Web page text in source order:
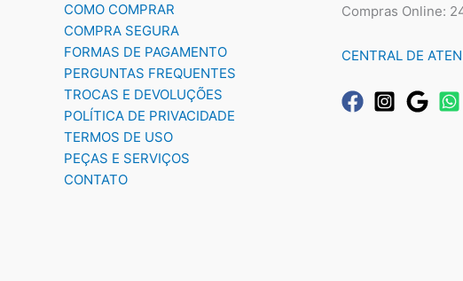
COMO COMPRAR
COMPRA SEGURA
FORMAS DE PAGAMENTO
PERGUNTAS FREQUENTES
TROCAS E DEVOLUÇÕES
POLÍTICA DE PRIVACIDADE
TERMOS DE USO
PEÇAS E SERVIÇOS
CONTATO
Compras Online:
CENTRAL DE